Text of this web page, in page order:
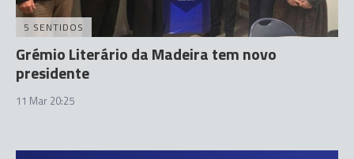
5 SENTIDOS
Grémio Literário da Madeira tem novo
presidente
11 Mar 20:25